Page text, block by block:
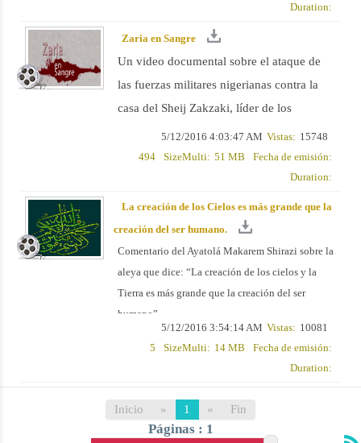
Duration:
Zaria en Sangre
Un video documental sobre el ataque de
las fuerzas militares nigerianas contra la
casa del Sheij Zakzaki, líder de los
musulmanes shiítas de Nigeria y la
masacre de los musulmanes shiítas en
15748
Vistas:
5/12/2016 4:03:47 AM
Fecha de emisión:
51 MB
SizeMulti:
494
Duration:
La creación de los Cielos es más grande que la
creación del ser humano.
Comentario del Ayatolá Makarem Shirazi sobre la
aleya que dice: “La creación de los cielos y la
Tierra es más grande que la creación del ser
humano”.
10081
Vistas:
5/12/2016 3:54:14 AM
Fecha de emisión:
14 MB
SizeMulti:
5
Duration:
Inicio » 1 « Fin
Páginas : 1